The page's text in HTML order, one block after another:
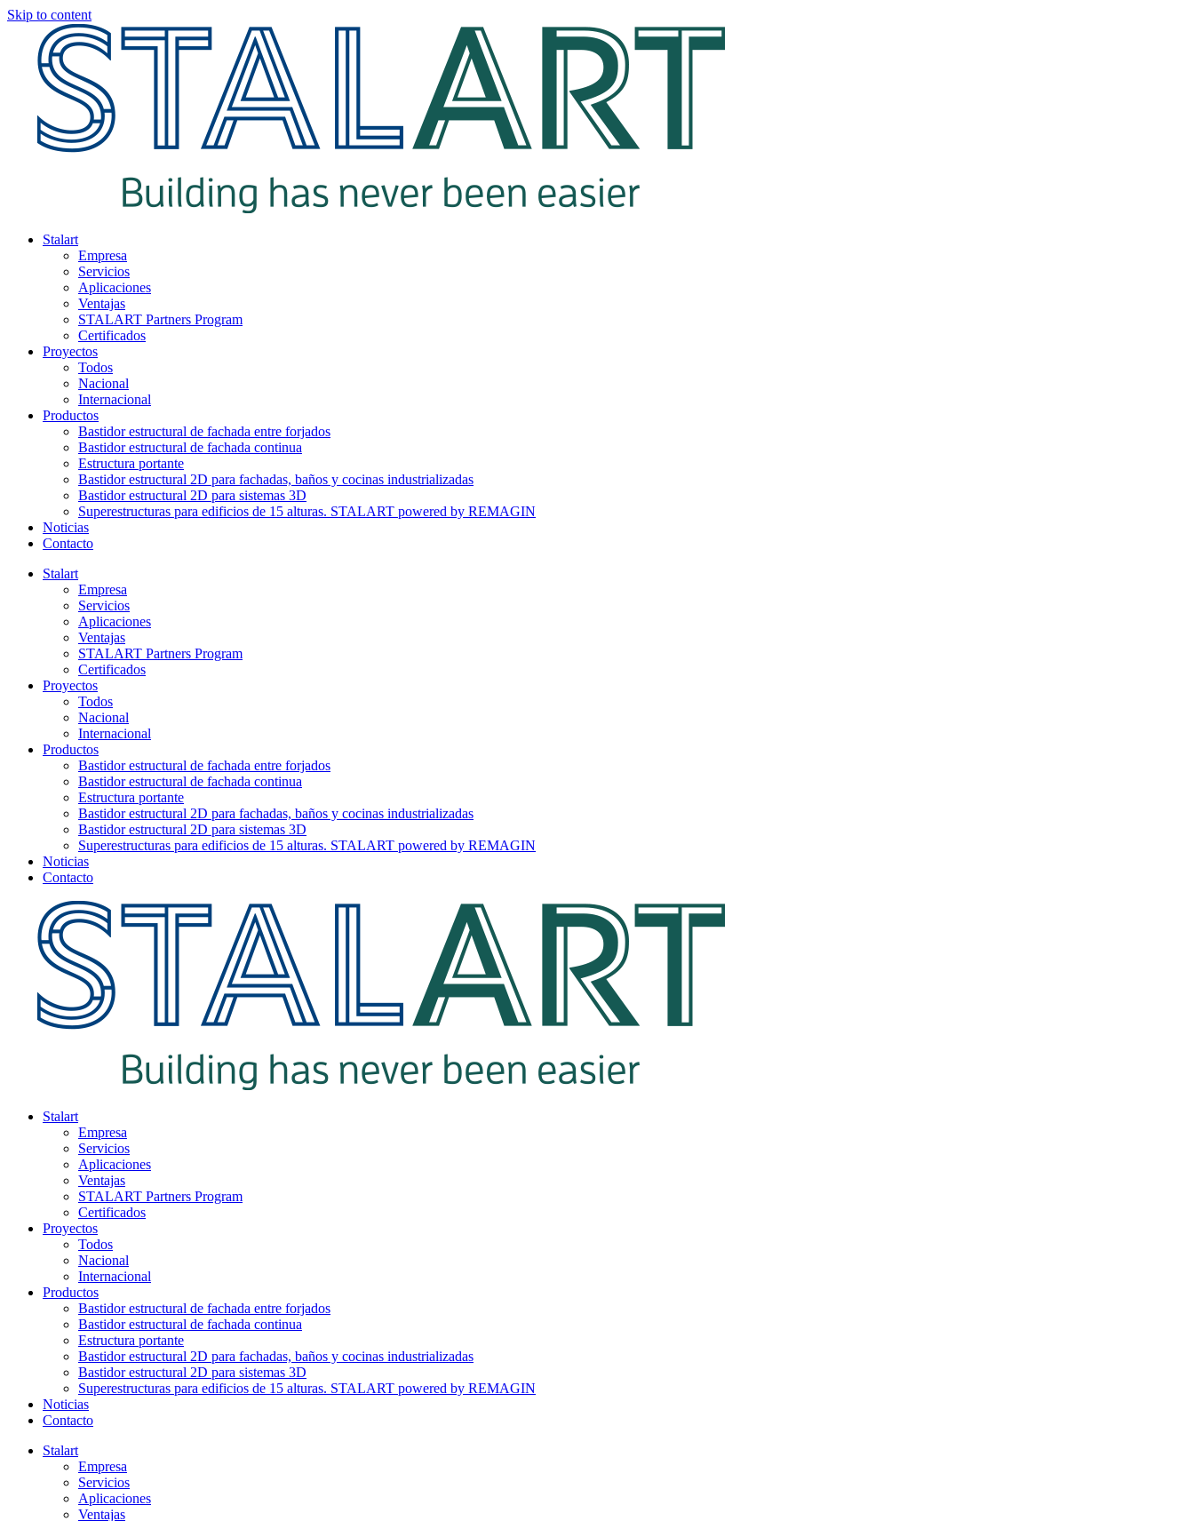
Skip to content
Stalart
Empresa
Servicios
Aplicaciones
Ventajas
STALART Partners Program
Certificados
Proyectos
Todos
Nacional
Internacional
Productos
Bastidor estructural de fachada entre forjados
Bastidor estructural de fachada continua
Estructura portante
Bastidor estructural 2D para fachadas, baños y cocinas industrializadas
Bastidor estructural 2D para sistemas 3D
Superestructuras para edificios de 15 alturas. STALART powered by REMAGIN
Noticias
Contacto
Stalart
Empresa
Servicios
Aplicaciones
Ventajas
STALART Partners Program
Certificados
Proyectos
Todos
Nacional
Internacional
Productos
Bastidor estructural de fachada entre forjados
Bastidor estructural de fachada continua
Estructura portante
Bastidor estructural 2D para fachadas, baños y cocinas industrializadas
Bastidor estructural 2D para sistemas 3D
Superestructuras para edificios de 15 alturas. STALART powered by REMAGIN
Noticias
Contacto
Stalart
Empresa
Servicios
Aplicaciones
Ventajas
STALART Partners Program
Certificados
Proyectos
Todos
Nacional
Internacional
Productos
Bastidor estructural de fachada entre forjados
Bastidor estructural de fachada continua
Estructura portante
Bastidor estructural 2D para fachadas, baños y cocinas industrializadas
Bastidor estructural 2D para sistemas 3D
Superestructuras para edificios de 15 alturas. STALART powered by REMAGIN
Noticias
Contacto
Stalart
Empresa
Servicios
Aplicaciones
Ventajas